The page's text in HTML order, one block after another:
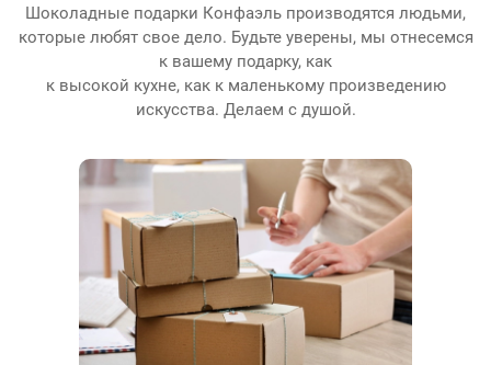
Шоколадные подарки Конфаэль производятся людьми,
которые любят свое дело. Будьте уверены, мы отнесемся
к вашему подарку, как
к высокой кухне, как к маленькому произведению
искусства. Делаем с душой.